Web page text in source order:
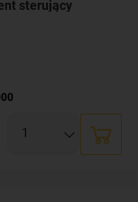
sterujący